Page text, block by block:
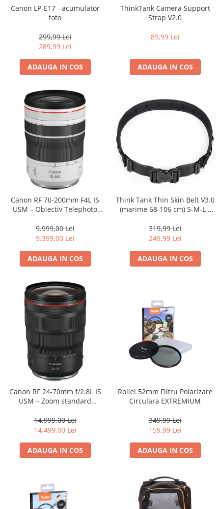
Canon LP-E17 - acumulator
foto
299,99 Lei
289,99 Lei
ADAUGA IN COS
ThinkTank Camera Support
Strap V2.0
89,99 Lei
ADAUGA IN COS
Canon RF 70-200mm F4L IS
USM – Obiectiv Telephoto
9.999,00 Lei
9.399,00 Lei
ADAUGA IN COS
Think Tank Thin Skin Belt V3.0
(marime 68-106 cm) S-M-L -
319,99 Lei
249,99 Lei
ADAUGA IN COS
Canon RF 24-70mm f/2.8L IS
USM – Zoom standard
14.999,00 Lei
14.499,00 Lei
ADAUGA IN COS
Rollei 52mm Filtru Polarizare
Circulara EXTREMIUM
349,99 Lei
159,99 Lei
ADAUGA IN COS